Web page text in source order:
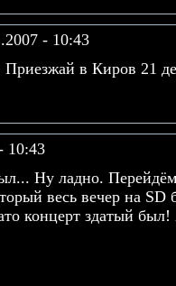
- 10:43
в Киров 21
10:43
Ну ладно.
весь вечер на
концерт здатый